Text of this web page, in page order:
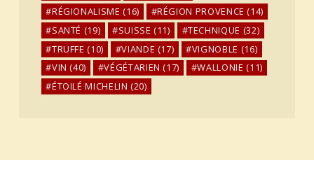
RÉGIONALISME (16) RÉGION PROVENCE (14)
SANTÉ (19) SUISSE (11) TECHNIQUE (32)
TRUFFE (10) VIANDE (17) VIGNOBLE (16)
VIN (40) VÉGÉTARIEN (17) WALLONIE (11)
ÉTOILÉ MICHELIN (20)